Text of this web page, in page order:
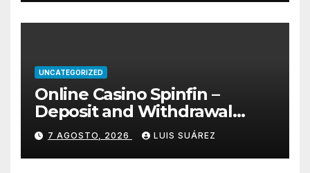
UNCATEGORIZED
Online Casino Spinfin –
Deposit and Withdrawal
Methods Explained
7 AGOSTO, 2026 LUIS SUÁREZ